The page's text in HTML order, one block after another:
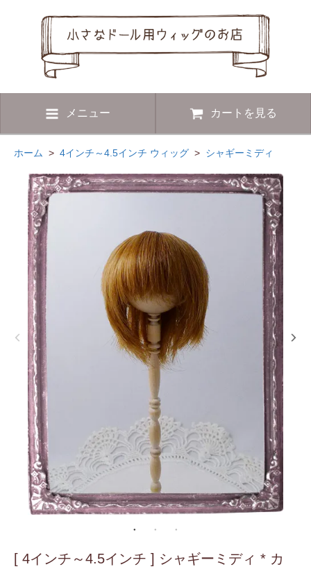
メニュー カートを見る
ホーム > 4インチ～4.5インチ ウィッグ > シャギーミディ
[ 4インチ～4.5インチ ] シャギーミディ * カ